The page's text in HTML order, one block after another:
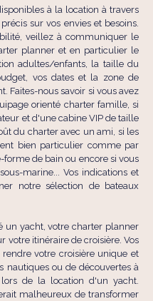
à la location à travers
sur vos envies et besoins.
veillez à communiquer le
planner et en particulier le
adultes/enfants, la taille du
vos dates et la zone de
Faites-nous savoir si vous avez
orienté charter famille, si
et d'une cabine VIP de taille
du charter avec un ami, si les
bien particulier comme par
de bain ou encore si vous
marine... Vos indications et
notre sélection de bateaux
un yacht, votre charter planner
votre itinéraire de croisière. Vos
votre croisière unique et
nautiques ou de découvertes à
de la location d'un yacht.
malheureux de transformer